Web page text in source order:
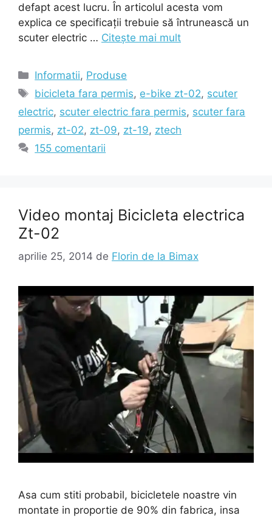
defapt acest lucru. În articolul acesta vom
explica ce specificații trebuie să întrunească un
scuter electric … Citește mai mult
Categorii
Informatii, Produse
Etichete
bicicleta fara permis, e-bike zt-02, scuter
electric, scuter electric fara permis, scuter fara
permis, zt-02, zt-09, zt-19, ztech
155 comentarii
Video montaj Bicicleta electrica
Zt-02
aprilie 25, 2014 de Florin de la Bimax
Asa cum stiti probabil, bicicletele noastre vin
montate in proportie de 90% din fabrica, insa